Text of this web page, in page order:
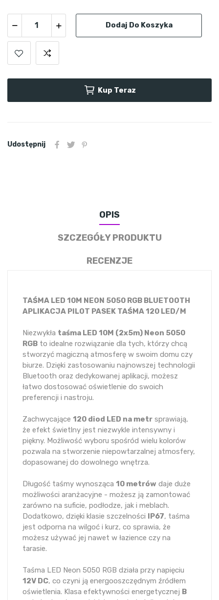
Dodaj Do Koszyka
Kup Teraz
Udostępnij
OPIS
SZCZEGÓŁY PRODUKTU
RECENZJE
TAŚMA LED 10M NEON 5050 RGB BLUETOOTH
APLIKACJA PILOT PASEK TAŚMA 120 LED/M
Niezwykła taśma LED 10M (2x5m) Neon 5050
RGB to idealne rozwiązanie dla tych, którzy chcą
stworzyć magiczną atmosferę w swoim domu czy
biurze. Dzięki zastosowaniu najnowszej technologii
Bluetooth oraz dedykowanej aplikacji, możesz
łatwo dostosować oświetlenie do swoich
preferencji i nastroju.
Zachwycające 120 diod LED na metr sprawiają,
że efekt świetlny jest niezwykle intensywny i
piękny. Możliwość wyboru spośród wielu kolorów
pozwala na stworzenie niepowtarzalnej atmosfery,
dopasowanej do dowolnego wnętrza.
Długość taśmy wynosząca 10 metrów daje duże
możliwości aranżacyjne - możesz ją zamontować
zarówno na suficie, podłodze, jak i meblach.
Dodatkowo, dzięki klasie szczelności IP67, taśma
jest odporna na wilgoć i kurz, co sprawia, że
możesz używać jej nawet w łazience czy na
tarasie.
Taśma LED Neon 5050 RGB działa przy napięciu
12V DC, co czyni ją energooszczędnym źródłem
oświetlenia. Klasa efektywności energetycznej B